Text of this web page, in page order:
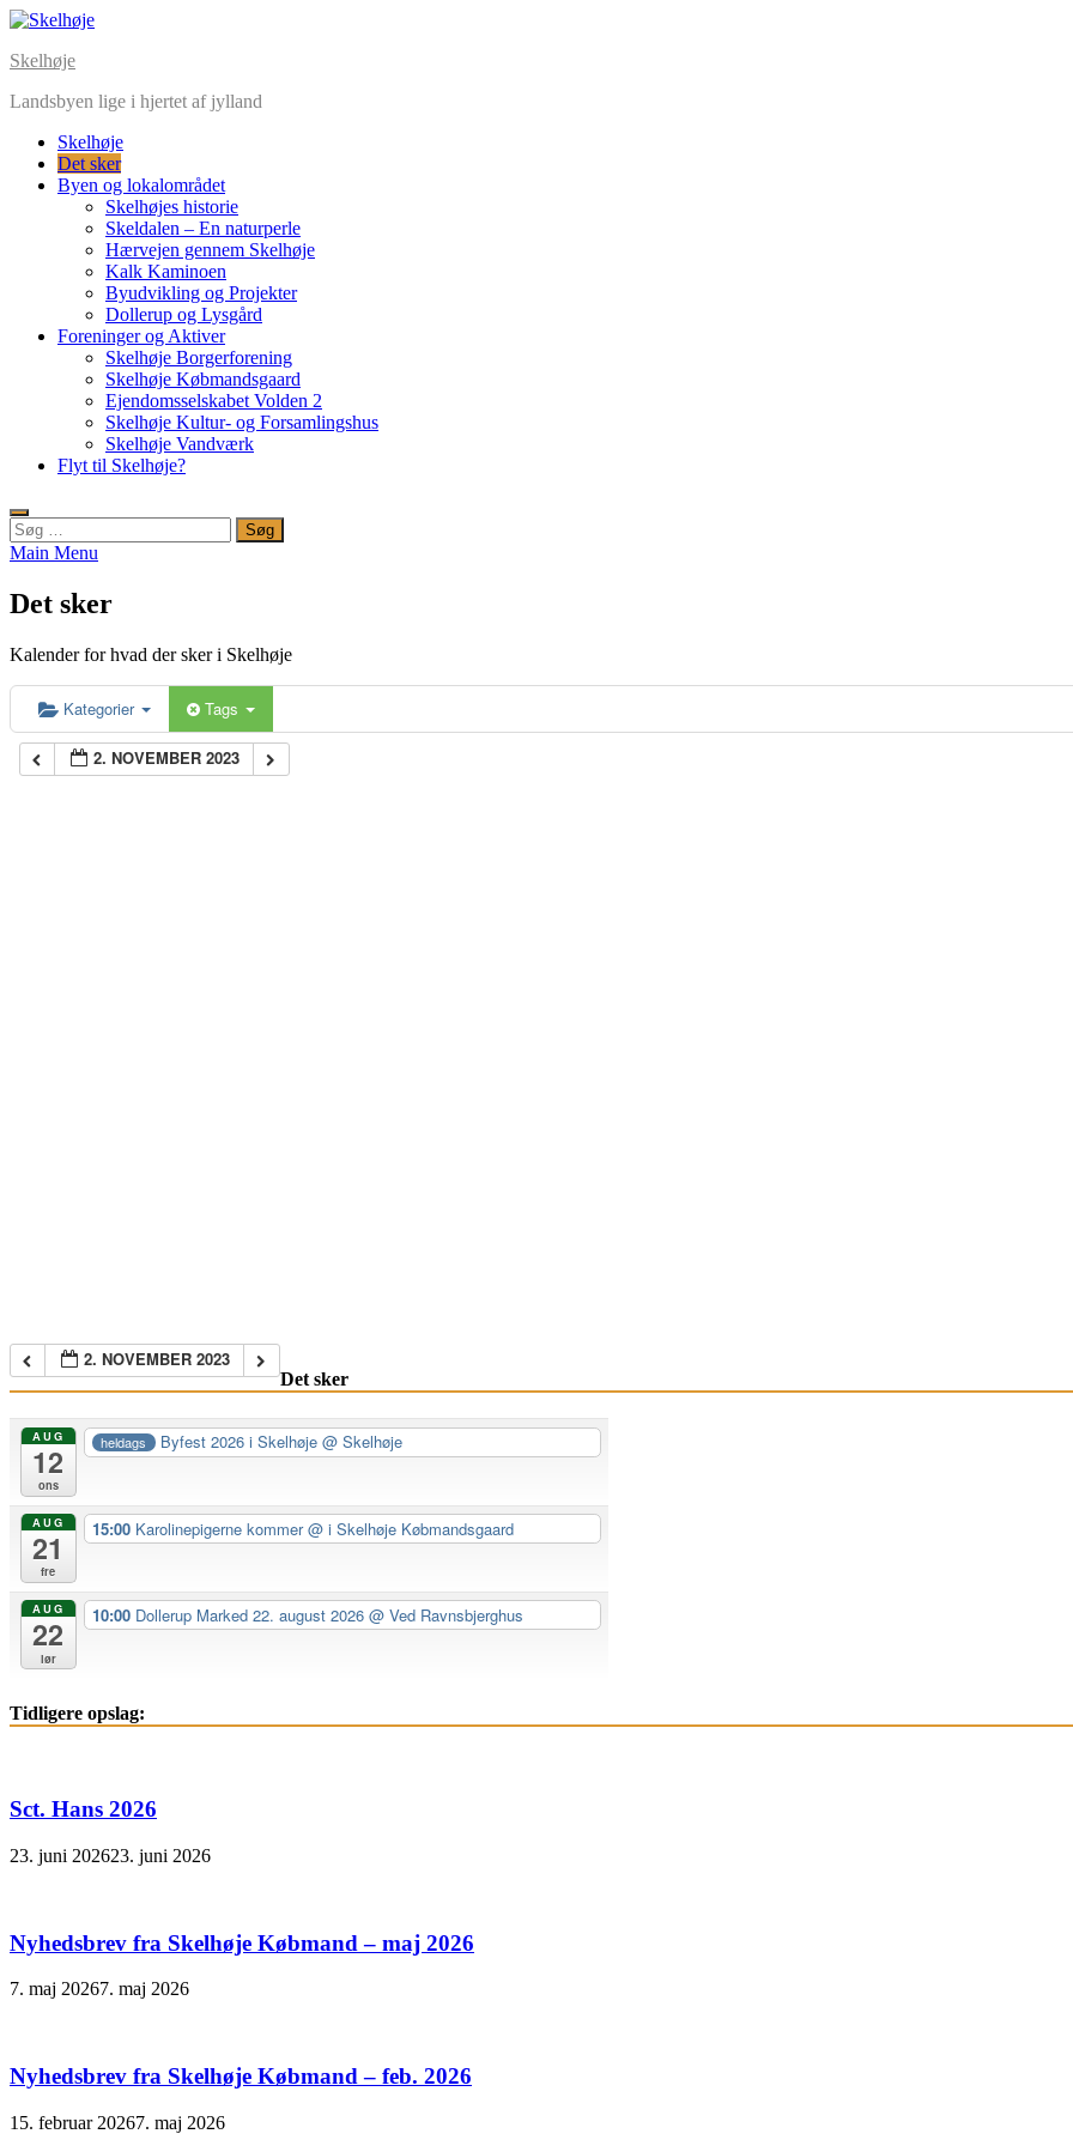
Skip
content
Skelhøje
Landsbyen lige i hjertet af jylland
Skelhøje
Det sker
Byen og lokalområdet
Skelhøjes historie
Skeldalen – En naturperle
Hærvejen gennem Skelhøje
Kalk Kaminoen
Byudvikling og Projekter
Dollerup og Lysgård
Foreninger og Aktiver
Skelhøje Borgerforening
Skelhøje Købmandsgaard
Ejendomsselskabet Volden 2
Skelhøje Kultur- og Forsamlingshus
Skelhøje Vandværk
Flyt til Skelhøje?
Søg
efter:
Main Menu
Det sker
Kalender for hvad der sker i Skelhøje
Kategorier Tags
2. NOVEMBER 2023
2. NOVEMBER 2023
Det sker
AUG
12
ons
heldags Byfest 2026 i Skelhøje@ Skelhøje
AUG
21
fre
15:00 Karolinepigerne kommer@ i Skelhøje Købmandsgaard
AUG
22
lør
10:00 Dollerup Marked 22. august 2026 @ Ved Ravnsbjerghus
Tidligere opslag:
Sct. Hans 2026
23. juni 202623. juni 2026
Nyhedsbrev fra Skelhøje Købmand – maj 2026
7. maj 20267. maj 2026
Nyhedsbrev fra Skelhøje Købmand – feb. 2026
15. februar 20267. maj 2026